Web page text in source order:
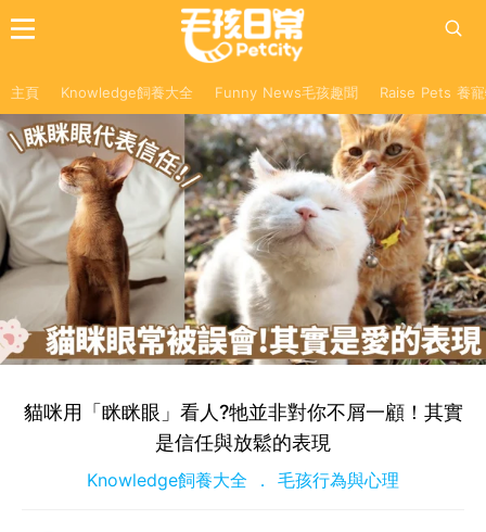
主頁 Knowledge飼養大全 Funny News毛孩趣聞 Raise Pets 養
貓咪用「眯眯眼」看人?牠並非對你不屑一顧！其實
是信任與放鬆的表現
Knowledge飼養大全 毛孩行為與心理